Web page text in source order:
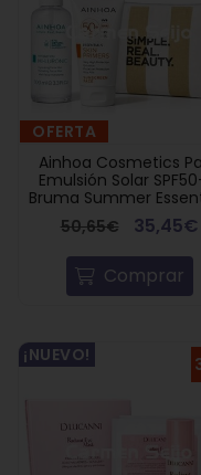
OFERTA
Ainhoa Cosmetics
Emulsión Solar
Bruma Summer
50,65€
35,45€
Comprar
¡NUEVO!